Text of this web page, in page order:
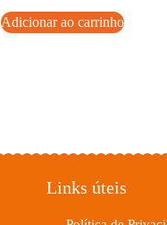
Adicionar ao carrinho
Links úteis